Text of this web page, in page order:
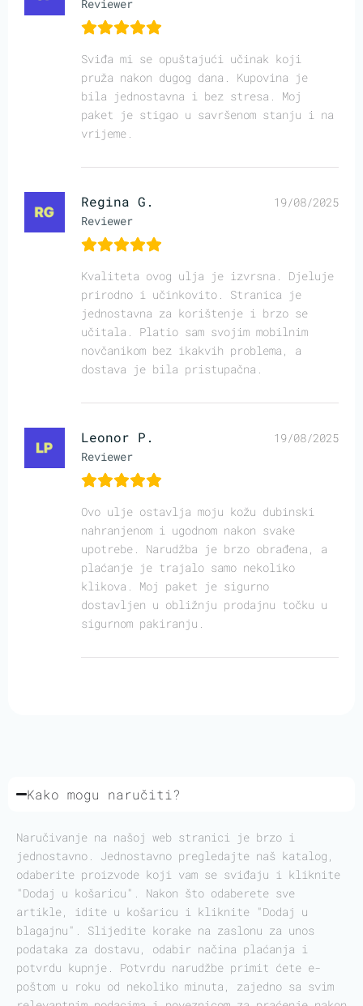
Reviewer
Sviđa mi se opuštajući učinak koji
pruža nakon dugog dana. Kupovina je
bila jednostavna i bez stresa. Moj
paket je stigao u savršenom stanju i na
vrijeme.
Regina G.
Reviewer
19/08/2025
Kvaliteta ovog ulja je izvrsna. Djeluje
prirodno i učinkovito. Stranica je
jednostavna za korištenje i brzo se
učitala. Platio sam svojim mobilnim
novčanikom bez ikakvih problema, a
dostava je bila pristupačna.
Leonor P.
Reviewer
19/08/2025
Ovo ulje ostavlja moju kožu dubinski
nahranjenom i ugodnom nakon svake
upotrebe. Narudžba je brzo obrađena, a
plaćanje je trajalo samo nekoliko
klikova. Moj paket je sigurno
dostavljen u obližnju prodajnu točku u
sigurnom pakiranju.
Kako mogu naručiti?
Naručivanje na našoj web stranici je brzo i
jednostavno. Jednostavno pregledajte naš katalog,
odaberite proizvode koji vam se sviđaju i kliknite
"Dodaj u košaricu". Nakon što odaberete sve
artikle, idite u košaricu i kliknite "Dodaj u
blagajnu". Slijedite korake na zaslonu za unos
podataka za dostavu, odabir načina plaćanja i
potvrdu kupnje. Potvrdu narudžbe primit ćete e-
poštom u roku od nekoliko minuta, zajedno sa svim